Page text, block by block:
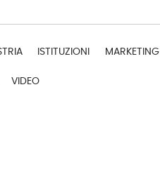
ISTITUZIONI MARKETING
VIDEO